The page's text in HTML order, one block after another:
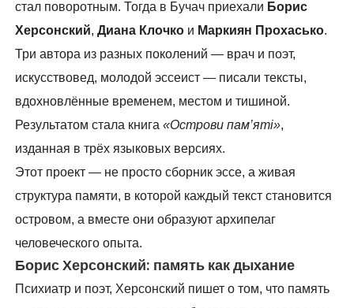
стал поворотным. Тогда в Бучач приехали Борис
Херсонский,Диана Клочко и Маркиян Прохасько.
Три автора из разных поколений — врач и поэт,
искусствовед, молодой эссеист — писали тексты,
вдохновлённые временем, местом и тишиной.
Результатом стала книга«Острови пам’яті»,
изданная в трёх языковых версиях.
Этот проект — не просто сборник эссе, а живая
структура памяти, в которой каждый текст становится
островом, а вместе они образуют архипелаг
человеческого опыта.
Борис Херсонский: память как дыхание
Психиатр и поэт, Херсонский пишет о том, что память